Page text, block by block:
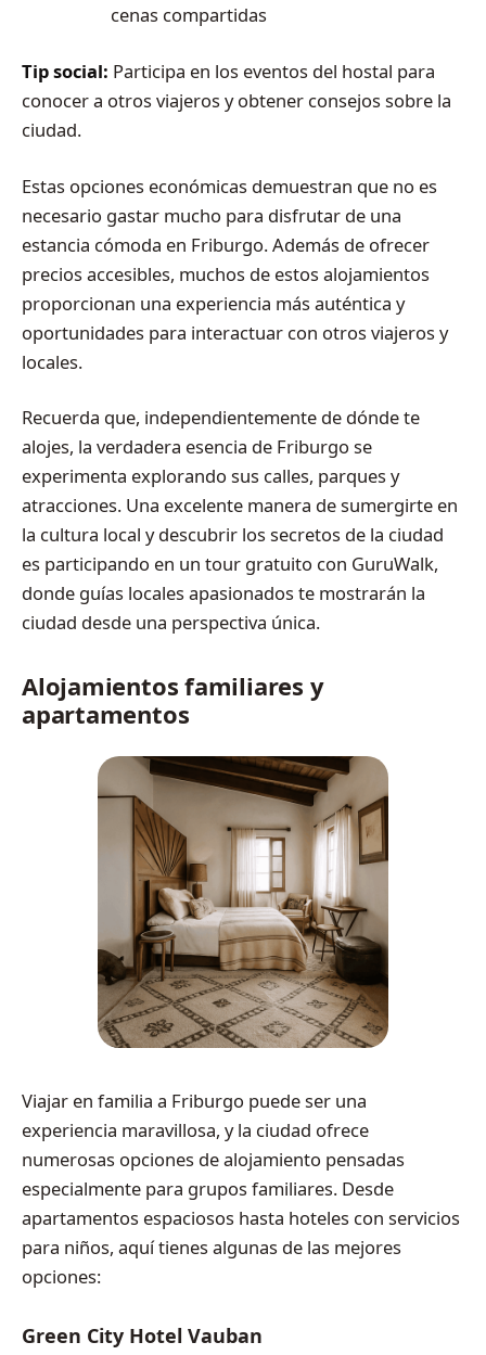
cenas compartidas
Tip social: Participa en los eventos del hostal para
conocer a otros viajeros y obtener consejos sobre la
ciudad.
Estas opciones económicas demuestran que no es
necesario gastar mucho para disfrutar de una
estancia cómoda en Friburgo. Además de ofrecer
precios accesibles, muchos de estos alojamientos
proporcionan una experiencia más auténtica y
oportunidades para interactuar con otros viajeros y
locales.
Recuerda que, independientemente de dónde te
alojes, la verdadera esencia de Friburgo se
experimenta explorando sus calles, parques y
atracciones. Una excelente manera de sumergirte en
la cultura local y descubrir los secretos de la ciudad
es participando en un tour gratuito con GuruWalk,
donde guías locales apasionados te mostrarán la
ciudad desde una perspectiva única.
Alojamientos familiares y
apartamentos
Viajar en familia a Friburgo puede ser una
experiencia maravillosa, y la ciudad ofrece
numerosas opciones de alojamiento pensadas
especialmente para grupos familiares. Desde
apartamentos espaciosos hasta hoteles con servicios
para niños, aquí tienes algunas de las mejores
opciones:
Green City Hotel Vauban